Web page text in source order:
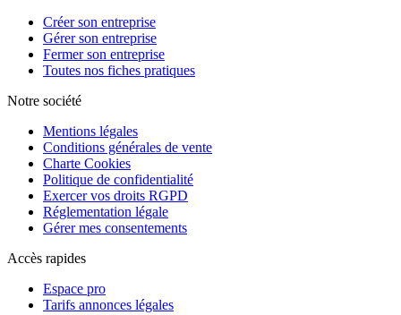
Créer son entreprise
Gérer son entreprise
Fermer son entreprise
Toutes nos fiches pratiques
Notre société
Mentions légales
Conditions générales de vente
Charte Cookies
Politique de confidentialité
Exercer vos droits RGPD
Réglementation légale
Gérer mes consentements
Accès rapides
Espace pro
Tarifs annonces légales